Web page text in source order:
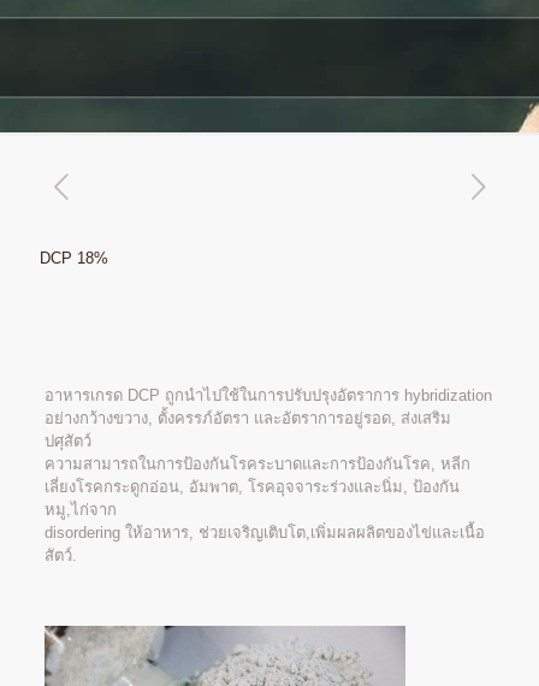
DCP 18%
อาหารเกรด DCP ถูกนำไปใช้ในการปรับปรุงอัตราการ hybridization
อย่างกว้างขวาง, ตั้งครรภ์อัตรา และอัตราการอยู่รอด, ส่งเสริม
ปศุสัตว์
ความสามารถในการป้องกันโรคระบาดและการป้องกันโรค, หลีก
เลี่ยงโรคกระดูกอ่อน, อัมพาต, โรคอุจจาระร่วงและนิ่ม, ป้องกัน
หมู,ไก่จาก
disordering ให้อาหาร, ช่วยเจริญเติบโต,เพิ่มผลผลิตของไข่และเนื้อ
สัตว์.